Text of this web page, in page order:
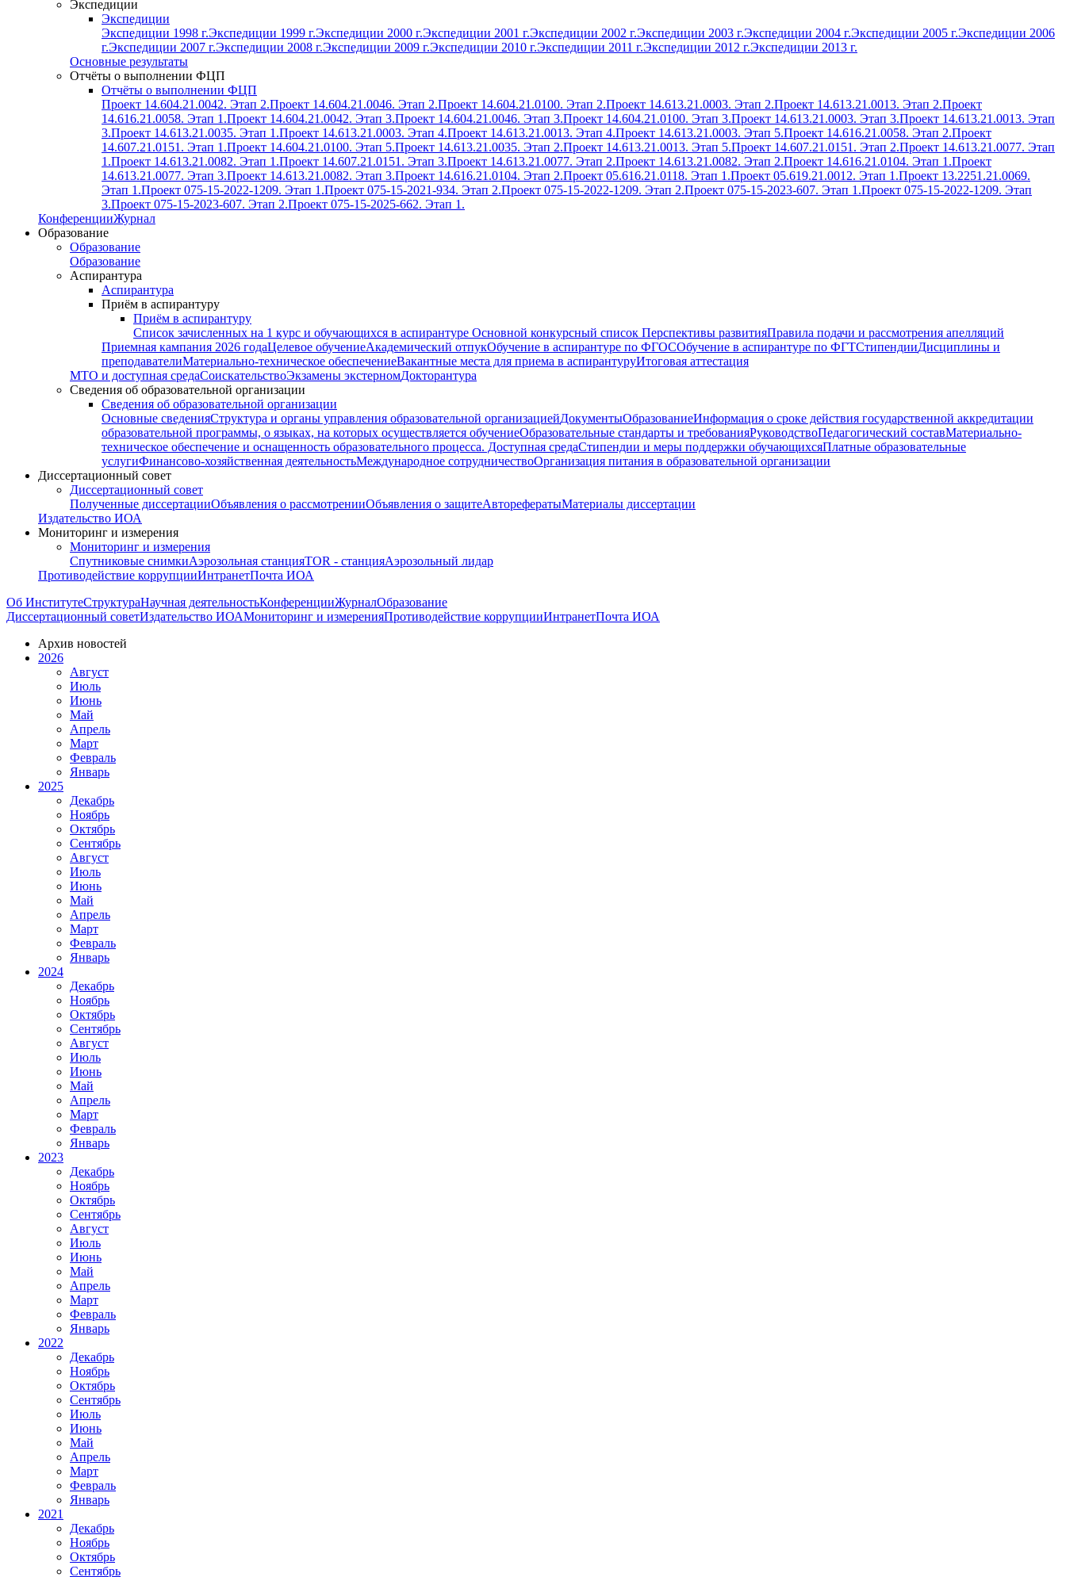
Экспедиции
Экспедиции
Экспедиции 1998 г.Экспедиции 1999 г.Экспедиции 2000 г.Экспедиции 2001 г.Экспедиции 2002 г.Экспедиции 2003 г.Экспедиции 2004 г.Экспедиции 2005 г.Экспедиции 2006
г.Экспедиции 2007 г.Экспедиции 2008 г.Экспедиции 2009 г.Экспедиции 2010 г.Экспедиции 2011 г.Экспедиции 2012 г.Экспедиции 2013 г.
Основные результаты
Отчёты о выполнении ФЦП
Отчёты о выполнении ФЦП
Проект 14.604.21.0042. Этап 2.Проект 14.604.21.0046. Этап 2.Проект 14.604.21.0100. Этап 2.Проект 14.613.21.0003. Этап 2.Проект 14.613.21.0013. Этап 2.Проект
14.616.21.0058. Этап 1.Проект 14.604.21.0042. Этап 3.Проект 14.604.21.0046. Этап 3.Проект 14.604.21.0100. Этап 3.Проект 14.613.21.0003. Этап 3.Проект 14.613.21.0013. Этап
3.Проект 14.613.21.0035. Этап 1.Проект 14.613.21.0003. Этап 4.Проект 14.613.21.0013. Этап 4.Проект 14.613.21.0003. Этап 5.Проект 14.616.21.0058. Этап 2.Проект
14.607.21.0151. Этап 1.Проект 14.604.21.0100. Этап 5.Проект 14.613.21.0035. Этап 2.Проект 14.613.21.0013. Этап 5.Проект 14.607.21.0151. Этап 2.Проект 14.613.21.0077. Этап
1.Проект 14.613.21.0082. Этап 1.Проект 14.607.21.0151. Этап 3.Проект 14.613.21.0077. Этап 2.Проект 14.613.21.0082. Этап 2.Проект 14.616.21.0104. Этап 1.Проект
14.613.21.0077. Этап 3.Проект 14.613.21.0082. Этап 3.Проект 14.616.21.0104. Этап 2.Проект 05.616.21.0118. Этап 1.Проект 05.619.21.0012. Этап 1.Проект 13.2251.21.0069.
Этап 1.Проект 075-15-2022-1209. Этап 1.Проект 075-15-2021-934. Этап 2.Проект 075-15-2022-1209. Этап 2.Проект 075-15-2023-607. Этап 1.Проект 075-15-2022-1209. Этап
3.Проект 075-15-2023-607. Этап 2.Проект 075-15-2025-662. Этап 1.
КонференцииЖурнал
Образование
Образование
Образование
Аспирантура
Аспирантура
Приём в аспирантуру
Приём в аспирантуру
Список зачисленных на 1 курс и обучающихся в аспирантуре Основной конкурсный список Перспективы развитияПравила подачи и рассмотрения апелляций
Приемная кампания 2026 годаЦелевое обучениеАкадемический отпукОбучение в аспирантуре по ФГОСОбучение в аспирантуре по ФГТСтипендииДисциплины и
преподавателиМатериально-техническое обеспечениеВакантные места для приема в аспирантуруИтоговая аттестация
МТО и доступная средаСоискательствоЭкзамены экстерномДокторантура
Сведения об образовательной организации
Сведения об образовательной организации
Основные сведенияСтруктура и органы управления образовательной организациейДокументыОбразованиеИнформация о сроке действия государственной аккредитации
образовательной программы, о языках, на которых осуществляется обучениеОбразовательные стандарты и требованияРуководствоПедагогический составМатериально-
техническое обеспечение и оснащенность образовательного процесса. Доступная средаСтипендии и меры поддержки обучающихсяПлатные образовательные
услугиФинансово-хозяйственная деятельностьМеждународное сотрудничествоОрганизация питания в образовательной организации
Диссертационный совет
Диссертационный совет
Полученные диссертацииОбъявления о рассмотренииОбъявления о защитеАвторефератыМатериалы диссертации
Издательство ИОА
Мониторинг и измерения
Мониторинг и измерения
Спутниковые снимкиАэрозольная станцияTOR - станцияАэрозольный лидар
Противодействие коррупцииИнтранетПочта ИОА
Об ИнститутеСтруктураНаучная деятельностьКонференцииЖурналОбразование
Диссертационный советИздательство ИОАМониторинг и измеренияПротиводействие коррупцииИнтранетПочта ИОА
Архив новостей
2026
Август
Июль
Июнь
Май
Апрель
Март
Февраль
Январь
2025
Декабрь
Ноябрь
Октябрь
Сентябрь
Август
Июль
Июнь
Май
Апрель
Март
Февраль
Январь
2024
Декабрь
Ноябрь
Октябрь
Сентябрь
Август
Июль
Июнь
Май
Апрель
Март
Февраль
Январь
2023
Декабрь
Ноябрь
Октябрь
Сентябрь
Август
Июль
Июнь
Май
Апрель
Март
Февраль
Январь
2022
Декабрь
Ноябрь
Октябрь
Сентябрь
Июль
Июнь
Май
Апрель
Март
Февраль
Январь
2021
Декабрь
Ноябрь
Октябрь
Сентябрь